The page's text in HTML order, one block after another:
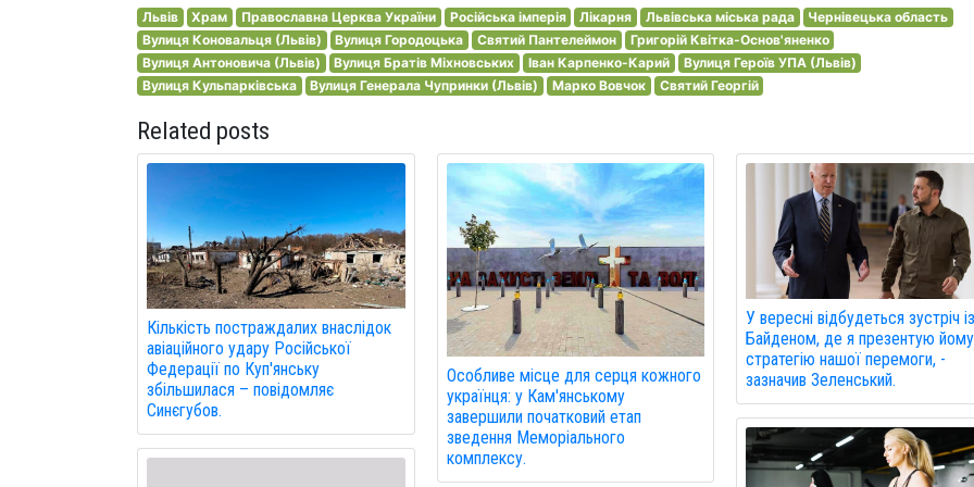
Львів Храм Православна Церква України Російська імперія Лікарня Львівська міська рада
Чернівецька область
Вулиця Коновальця (Львів)
Вулиця Городоцька Святий Пантелеймон
Григорій Квітка-Основ'яненко
Вулиця Антоновича (Львів)
Вулиця Братів Міхновських Іван Карпенко-Карий
Вулиця Героїв УПА (Львів)
Вулиця Кульпарківська
Вулиця Генерала Чупринки (Львів) Марко Вовчок Святий Георгій
Related posts
Кількість постраждалих внаслідок
авіаційного удару Російської
Федерації по Куп'янську
збільшилася – повідомляє
Синєгубов.
Особливе місце для серця кожного
українця: у Кам'янському
завершили початковий етап
зведення Меморіального
комплексу.
У вересні відбудеться зустріч
Байденом, де я презентую йому
стратегію нашої перемоги, -
зазначив Зеленський.